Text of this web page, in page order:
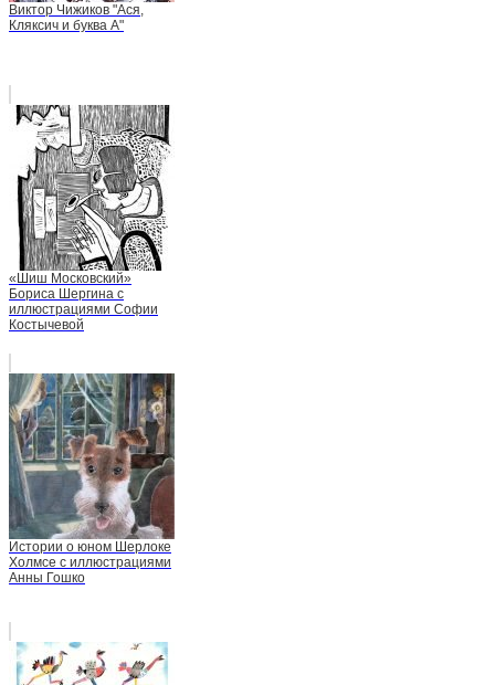
Виктор Чижиков "Ася,
Кляксич и буква А"
«Шиш Московский»
Бориса Шергина с
иллюстрациями Софии
Костычевой
Истории о юном Шерлоке
Холмсе с иллюстрациями
Анны Гошко